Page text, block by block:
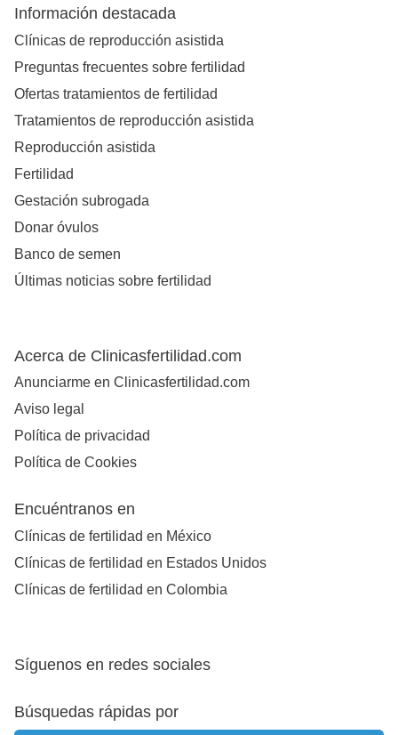
Información destacada
Clínicas de reproducción asistida
Preguntas frecuentes sobre fertilidad
Ofertas tratamientos de fertilidad
Tratamientos de reproducción asistida
Reproducción asistida
Fertilidad
Gestación subrogada
Donar óvulos
Banco de semen
Últimas noticias sobre fertilidad
Acerca de Clinicasfertilidad.com
Anunciarme en Clinicasfertilidad.com
Aviso legal
Política de privacidad
Política de Cookies
Encuéntranos en
Clínicas de fertilidad en México
Clínicas de fertilidad en Estados Unidos
Clínicas de fertilidad en Colombia
Síguenos en redes sociales
Búsquedas rápidas por